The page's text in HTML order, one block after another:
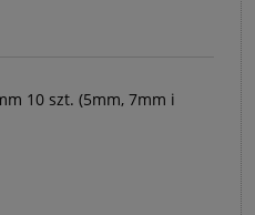
10 szt. (5mm, 7mm i